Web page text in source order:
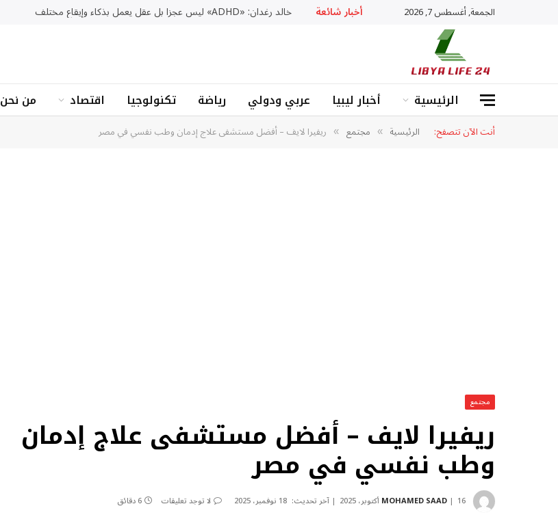
الجمعة, أغسطس 7, 2026 أخبار شائعة خالد رغدان: «ADHD» ليس عجزا بل عقل يعمل بذكاء وإيقاع مختلف
الرئيسية أخبار ليبيا عربي ودولي رياضة تكنولوجيا اقتصاد من نحن
أنت الآن تتصفح: الرئيسية » مجتمع » ريفيرا لايف – أفضل مستشفى علاج إدمان وطب نفسي في مصر
مجتمع
ريفيرا لايف – أفضل مستشفى علاج إدمان
وطب نفسي في مصر
MOHAMED SAAD 16 أكتوبر، 2025 آخر تحديث: 18 نوفمبر، 2025 لا توجد تعليقات 6 دقائق